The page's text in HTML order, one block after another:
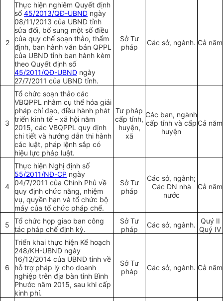
2
Thực hiện nghiêm Quyết định
số45/2013/QĐ-UBND ngày
08/11/2013 của UBND tỉnh
sửa đổi, bổ sung một số điều
của quy chế soạn thảo, thẩm
định, ban hành văn bản QPPL
của UBND tỉnh ban hành kèm
theo Quyết định số
45/2011/QĐ-UBND ngày
27/7/2011 của UBND tỉnh.
Sở Tư
pháp
Các sở, ngành. Cả năm
3
Tổ chức soạn thảo các
VBQPPL nhằm cụ thể hóa giải
pháp chỉ đạo, điều hành phát
triển kinh tế - xã hội năm
2015, các VBQPPL quy định
chi tiết và hướng dẫn thi hành
các luật, pháp lệnh sắp có
hiệu lực pháp luật.
Tư pháp
cấp tỉnh,
huyện,
xã
Các ban, ngành
cấp tỉnh và cấp
huyện
Cả năm
4
Thực hiện Nghị định số
55/2011/NĐ-CP ngày
04/7/2011 của Chính Phủ về
quy định chức năng, nhiệm
vụ, quyền hạn và tổ chức bộ
máy của tổ chức pháp chế.
Sở Tư
pháp
Các sở, ngành;
Các DN nhà
nước
Cả năm
5
Tổ chức họp giao ban công
tác pháp chế định kỳ.
Sở Tư
pháp
Các sở, ngành.
Quý II
Quý IV
6
Triển khai thực hiện Kế hoạch
248/KH-UBND ngày
16/12/2014 của UBND tỉnh về
hỗ trợ pháp lý cho doanh
nghiệp trên địa bàn tỉnh Bình
Phước năm 2015, sau khi cấp
kinh phí.
Sở Tư
pháp
Các sở, ngành. Cả năm